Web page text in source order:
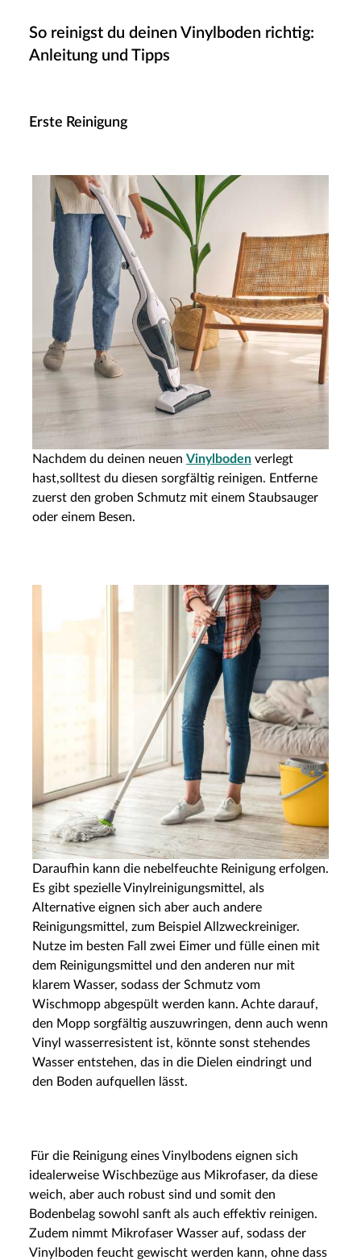
So reinigst du deinen Vinylboden richtig:
Anleitung und Tipps
Erste Reinigung
Nachdem du deinen neuen Vinylboden verlegt
hast,solltest du diesen sorgfältig reinigen. Entferne
zuerst den groben Schmutz mit einem Staubsauger
oder einem Besen.
Daraufhin kann die nebelfeuchte Reinigung erfolgen.
Es gibt spezielle Vinylreinigungsmittel, als
Alternative eignen sich aber auch andere
Reinigungsmittel, zum Beispiel Allzweckreiniger.
Nutze im besten Fall zwei Eimer und fülle einen mit
dem Reinigungsmittel und den anderen nur mit
klarem Wasser, sodass der Schmutz vom
Wischmopp abgespült werden kann. Achte darauf,
den Mopp sorgfältig auszuwringen, denn auch wenn
Vinyl wasserresistent ist, könnte sonst stehendes
Wasser entstehen, das in die Dielen eindringt und
den Boden aufquellen lässt.
Für die Reinigung eines Vinylbodens eignen sich
idealerweise Wischbezüge aus Mikrofaser, da diese
weich, aber auch robust sind und somit den
Bodenbelag sowohl sanft als auch effektiv reinigen.
Zudem nimmt Mikrofaser Wasser auf, sodass der
Vinylboden feucht gewischt werden kann, ohne dass